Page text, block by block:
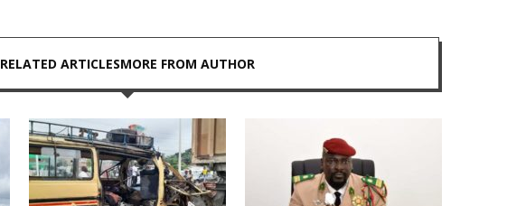
RELATED ARTICLESMORE FROM AUTHOR